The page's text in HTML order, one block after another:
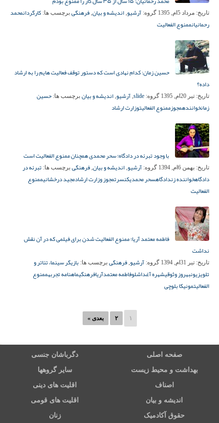
تاریخ: مرداد 5ام, 1395 گروه: آرشیو, اندیشه و بیان, فرهنگی برچسب ها: کارگردانمحمد
رحمانیانممنوع الفعالیت
حسین زمان: کدام نهادی است که دستور توقف فعالیت هایم را به ارشاد
داده؟
تاریخ: تیر 20ام, 1395 گروه: slide
, آرشیو, اندیشه و بیان برچسب ها: حسین
زمانخوانندهمجوزممنوع الفعالیتوزارت ارشاد
با وجود تبرئه در دادگاه؛ سحر محمدی همچنان ممنوع الفعالیت است
تاریخ: بهمن 6ام, 1394 گروه: آرشیو, اندیشه و بیان, فرهنگی برچسب ها: تبرئه در
دادگاهخواننده زندادگاهسحر محمدیکنسرتمجوز وزارت ارشادمجید درخشانیممنوع
الفعالیت
فاطمه معتمد آریا؛ ممنوع الفعالیت شدن برای فیلمی که در آن نقش
نداشت
تاریخ: تیر 31ام, 1394 گروه: آرشیو, فرهنگی برچسب ها: بازیگر سینما، تئاتر و
تلویزیونبهروز وثوقیشهره آغداشلوفاطمه معتمدآریافرهنگیماهنامه تجربهممنوع
الفعالیتمونیکا بلوچی
۱ ۲ بعدی »
صفحه اصلی دگرباشان جنسی
بهداشت و محیط زیست سایر گروهها
اصناف اقلیت های دینی
اندیشه و بیان اقلیت های قومی
حقوق آکادمیک زنان